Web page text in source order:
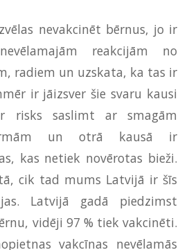
nevakcinēt bērnus, jo ir
reakcijām no
radiem un uzskata, ka tas ir
ir jāizsver šie svaru kausi
risks saslimt ar smagām
un otrā kausā ir
kas netiek novērotas bieži.
cik tad mums Latvijā ir šīs
Latvijā gadā piedzimst
vidēji 97 % tiek vakcinēti.
vakcīnas nevēlamās